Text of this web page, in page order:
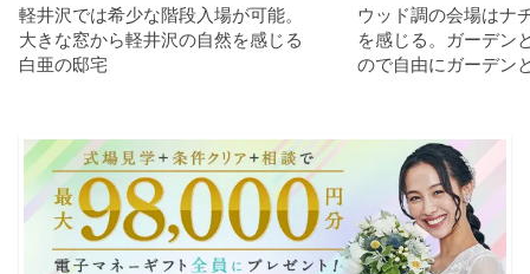
軽井沢では希少な階段入場が可能。
大きな窓から軽井沢の自然を感じる
白亜の邸宅
ウッド調の会場はナ
を感じる。ガーデン
ので自由にガーデン